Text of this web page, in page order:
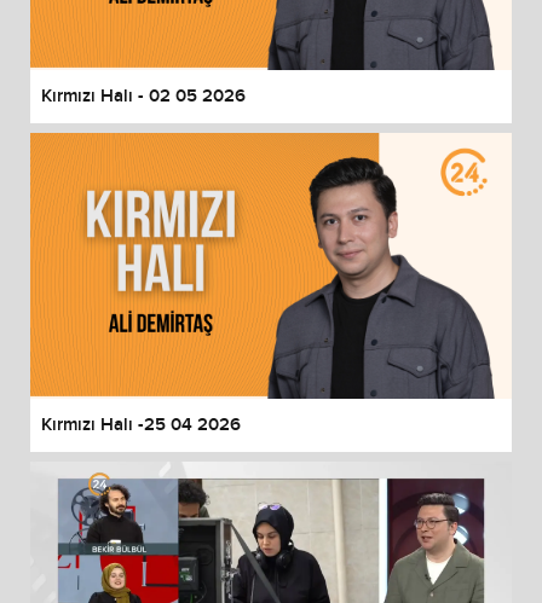
Kırmızı Halı - 02 05 2026
Kırmızı Halı -25 04 2026